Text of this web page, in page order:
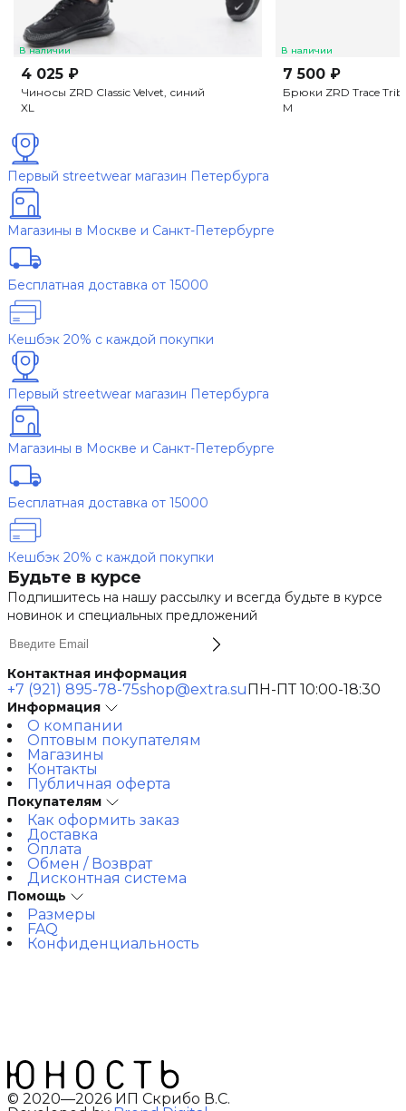
В наличии
4 025 ₽
Чиносы ZRD Classic Velvet, синий
XL
В наличии
7 500 ₽
Брюки ZRD Trace
M
Первый streetwear магазин Петербурга
Магазины в Москве и Санкт-Петербурге
Бесплатная доставка от 15000
Кешбэк 20% с каждой покупки
Первый streetwear магазин Петербурга
Магазины в Москве и Санкт-Петербурге
Бесплатная доставка от 15000
Кешбэк 20% с каждой покупки
Будьте в курсе
Подпишитесь на нашу рассылку и всегда будьте в курсе
новинок и специальных предложений
Контактная информация
+7 (921) 895-78-75shop@extra.suПН-ПТ 10:00-18:30
Информация
О компании
Оптовым покупателям
Магазины
Контакты
Публичная оферта
Покупателям
Как оформить заказ
Доставка
Оплата
Обмен / Возврат
Дисконтная система
Помощь
Размеры
FAQ
Конфиденциальность
© 2020—2026 ИП Скрибо В.С.